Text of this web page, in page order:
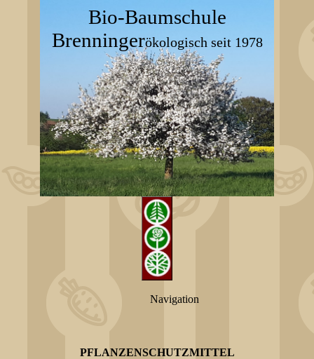
Bio-Baumschule
Brenningerökologisch seit 1978
Navigation
PFLANZENSCHUTZMITTEL